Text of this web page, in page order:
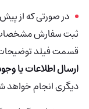
در صورتی که از
ثبت سفارش مشخصات
قسمت فیلد
ارسال اطلاعات یا
دیگری انجام خواهد